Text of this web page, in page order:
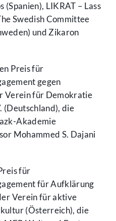
LIKRAT – Lass
Swedish Committee
und Zikaron
Preis für
gegen
Verein für Demokratie
(Deutschland), die
Akademie
Mohammed S. Dajani
für
für Aufklärung
Verein für aktive
(Österreich), die